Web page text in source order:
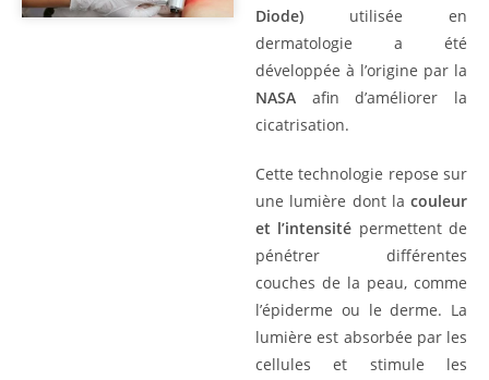
Diode) utilisée en
dermatologie a été
développée à l’origine par la
NASA afin d’améliorer la
cicatrisation.
Cette technologie repose sur
une lumière dont la couleur
et l’intensité permettent de
pénétrer différentes
couches de la peau, comme
l’épiderme ou le derme. La
lumière est absorbée par les
cellules et stimule les